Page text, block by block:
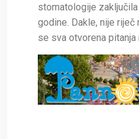
stomatologije
godine. Dakle, nije
se sva otvorena